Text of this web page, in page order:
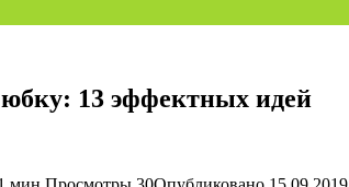
13 эффектных идей